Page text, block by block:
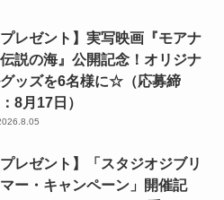
プレゼント】実写映画『モアナ
説の海』公開記念！オリジナ
ッズを6名様に☆（応募締
8月17日）
プレゼント】「スタジオジブリ
ー・キャンペーン」開催記